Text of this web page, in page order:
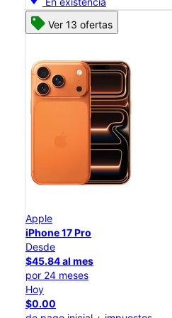
Ver 13 ofertas
Apple
iPhone 17 Pro
Desde
$45.84 al mes
por 24 meses
Hoy
$0.00